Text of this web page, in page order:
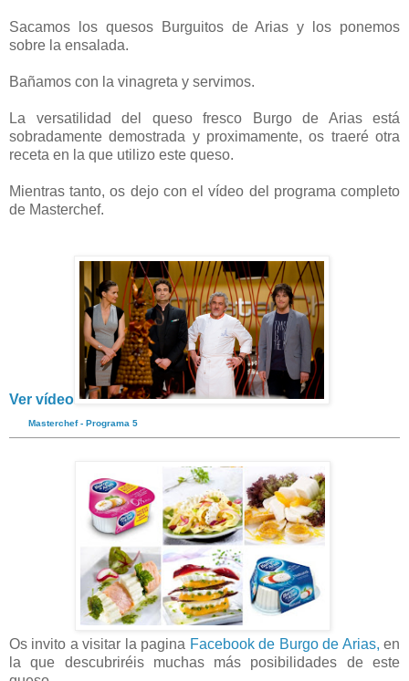
Sacamos los quesos Burguitos de Arias y los ponemos
sobre la ensalada.
Bañamos con la vinagreta y servimos.
La versatilidad del queso fresco Burgo de Arias está
sobradamente demostrada y proximamente, os traeré otra
receta en la que utilizo este queso.
Mientras tanto, os dejo con el vídeo del programa completo
de Masterchef.
Ver vídeo
Masterchef - Programa 5
Os invito a visitar la pagina Facebook de Burgo de Arias, en
la que descubriréis muchas más posibilidades de este